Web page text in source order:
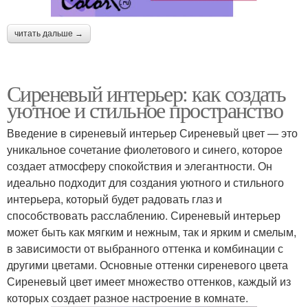
читать дальше →
Сиреневый интерьер: как создать
уютное и стильное пространство
Введение в сиреневый интерьер Сиреневый цвет — это
уникальное сочетание фиолетового и синего, которое
создает атмосферу спокойствия и элегантности. Он
идеально подходит для создания уютного и стильного
интерьера, который будет радовать глаз и
способствовать расслаблению. Сиреневый интерьер
может быть как мягким и нежным, так и ярким и смелым,
в зависимости от выбранного оттенка и комбинации с
другими цветами. Основные оттенки сиреневого цвета
Сиреневый цвет имеет множество оттенков, каждый из
которых создает разное настроение в комнате.